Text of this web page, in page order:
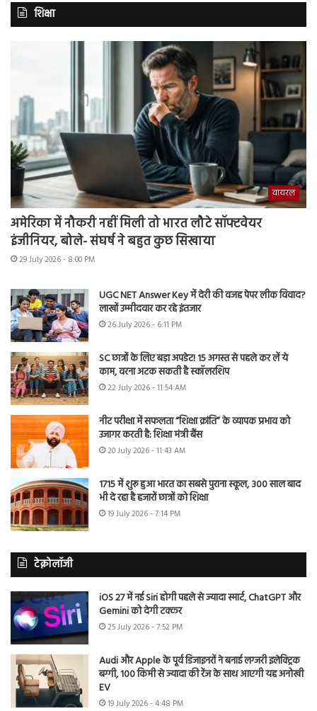
शिक्षा
वायरल
अमेरिका में नौकरी नहीं मिली तो भारत लौटे सॉफ्टवेयर
इंजीनियर, बोले- संघर्ष ने बहुत कुछ सिखाया
29 July 2026 - 8:00 PM
UGC NET Answer Key में देरी की वजह पेपर लीक विवाद?
लाखों उम्मीदवार कर रहे इंतजार
26 July 2026 - 6:11 PM
SC छात्रों के लिए बड़ा अपडेट! 15 अगस्त से पहले कर लें ये
काम, वरना अटक सकती है स्कॉलरशिप
22 July 2026 - 11:54 AM
नीट परीक्षा में सफलता “शिक्षा क्रांति” के व्यापक प्रभाव को
उजागर करती है: शिक्षा मंत्री बैंस
20 July 2026 - 11:43 AM
1715 में शुरू हुआ भारत का सबसे पुराना स्कूल, 300 साल बाद
भी दे रहा है हजारों छात्रों को शिक्षा
19 July 2026 - 7:14 PM
टेक्नोलॉजी
iOS 27 में नई Siri होगी पहले से ज्यादा स्मार्ट, ChatGPT और
Gemini को देगी टक्कर
25 July 2026 - 7:52 PM
Audi और Apple के पूर्व डिजाइनरों ने बनाई लग्जरी इलेक्ट्रिक
बग्गी, 100 किमी से ज्यादा की रेंज के साथ आएगी यह अनोखी
EV
19 July 2026 - 4:48 PM